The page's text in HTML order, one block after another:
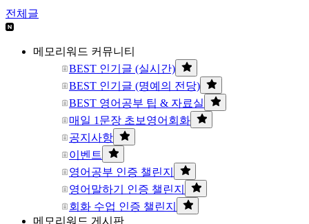
전체글
메모리워드 커뮤니티
BEST 인기글 (실시간)
BEST 인기글 (명예의 전당)
BEST 영어공부 팁 & 자료실
매일 1문장 초보영어회화
공지사항
이벤트
영어공부 인증 챌린지
영어말하기 인증 챌린지
회화 수업 인증 챌린지
메모리워드 게시판